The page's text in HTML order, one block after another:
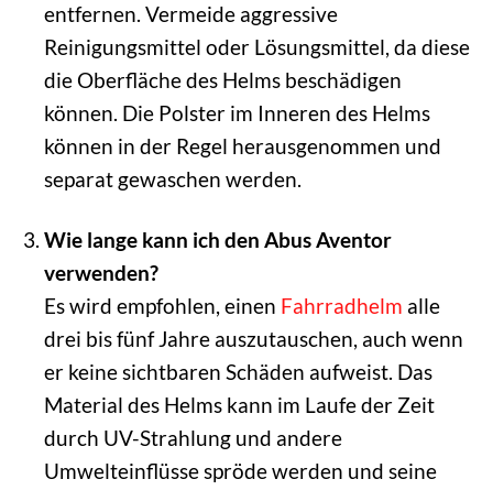
entfernen. Vermeide aggressive
Reinigungsmittel oder Lösungsmittel, da diese
die Oberfläche des Helms beschädigen
können. Die Polster im Inneren des Helms
können in der Regel herausgenommen und
separat gewaschen werden.
Wie lange kann ich den Abus Aventor
verwenden?
Es wird empfohlen, einen Fahrradhelm alle
drei bis fünf Jahre auszutauschen, auch wenn
er keine sichtbaren Schäden aufweist. Das
Material des Helms kann im Laufe der Zeit
durch UV-Strahlung und andere
Umwelteinflüsse spröde werden und seine